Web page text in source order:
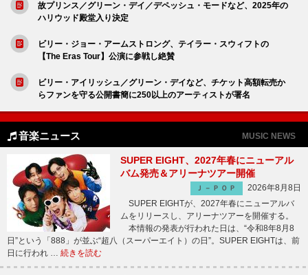
故プリンス／グリーン・デイ／デペッシュ・モードなど、2025年の
ハリウッド殿堂入り決定
ビリー・ジョー・アームストロング、テイラー・スウィフトの
【The Eras Tour】公演に参戦し絶賛
ビリー・アイリッシュ／グリーン・デイなど、チケット高額転売か
らファンを守る公開書簡に250以上のアーティストが署名
音楽ニュース MUSIC NEWS
SUPER EIGHT、2027年春にニューアル
バム発売＆アリーナツアー開催
Ｊ－ＰＯＰ
2026年8月8日
SUPER EIGHTが、2027年春にニューアルバ
ムをリリースし、アリーナツアーを開催する。
本情報の発表が行われた日は、“令和8年8月8
日”という「888」が並ぶ“超八（スーパーエイト）の日”。SUPER EIGHTは、前
日に行われ … 続きを読む